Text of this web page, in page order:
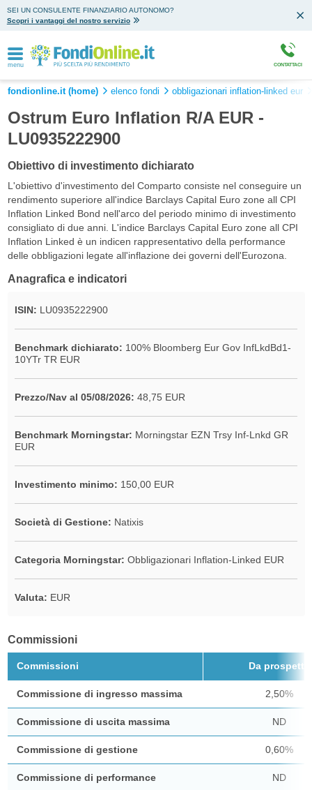
SEI UN CONSULENTE FINANZIARIO AUTONOMO?
Scopri i vantaggi del nostro servizio
menu CONTATTACI
fondionline.it (home) elenco fondi obbligazionari inflation-linked eur
Ostrum Euro Inflation R/A EUR -
LU0935222900
Obiettivo di investimento dichiarato
L'obiettivo d'investimento del Comparto consiste nel conseguire un
rendimento superiore all'indice Barclays Capital Euro zone all CPI
Inflation Linked Bond nell'arco del periodo minimo di investimento
consigliato di due anni. L'indice Barclays Capital Euro zone all CPI
Inflation Linked è un indicen rappresentativo della performance
delle obbligazioni legate all'inflazione dei governi dell'Eurozona.
Anagrafica e indicatori
ISIN: LU0935222900
Benchmark dichiarato: 100% Bloomberg Eur Gov InfLkdBd1-
10YTr TR EUR
Prezzo/Nav al 05/08/2026: 48,75 EUR
Benchmark Morningstar: Morningstar EZN Trsy Inf-Lnkd GR
EUR
Investimento minimo: 150,00 EUR
Società di Gestione: Natixis
Categoria Morningstar: Obbligazionari Inflation-Linked EUR
Valuta: EUR
Commissioni
Commissioni Da prospetto
Commissione di ingresso massima 2,50%
Commissione di uscita massima ND
Commissione di gestione 0,60%
Commissione di performance ND